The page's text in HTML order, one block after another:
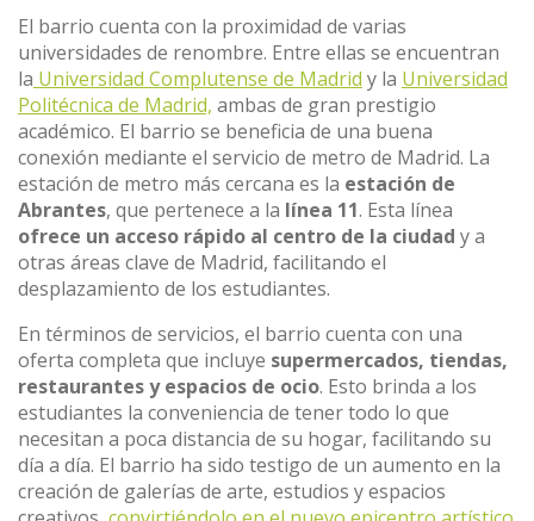
El barrio cuenta con la proximidad de varias
universidades de renombre. Entre ellas se encuentran
la Universidad Complutense de Madrid y la Universidad
Politécnica de Madrid, ambas de gran prestigio
académico. El barrio se beneficia de una buena
conexión mediante el servicio de metro de Madrid. La
estación de metro más cercana es la estación de
Abrantes, que pertenece a la línea 11. Esta línea
ofrece un acceso rápido al centro de la ciudad y a
otras áreas clave de Madrid, facilitando el
desplazamiento de los estudiantes.
En términos de servicios, el barrio cuenta con una
oferta completa que incluye supermercados, tiendas,
restaurantes y espacios de ocio. Esto brinda a los
estudiantes la conveniencia de tener todo lo que
necesitan a poca distancia de su hogar, facilitando su
día a día. El barrio ha sido testigo de un aumento en la
creación de galerías de arte, estudios y espacios